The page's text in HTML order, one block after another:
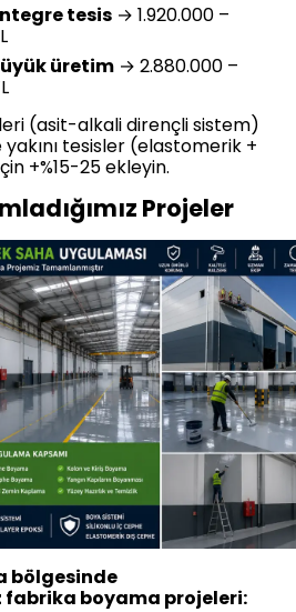
tesis → 1.920.000 –
üretim → 2.880.000 –
(asit-alkali dirençli sistem)
tesisler (elastomerik +
+%15-25 ekleyin.
Projeler
bölgesinde
boyama projeleri: